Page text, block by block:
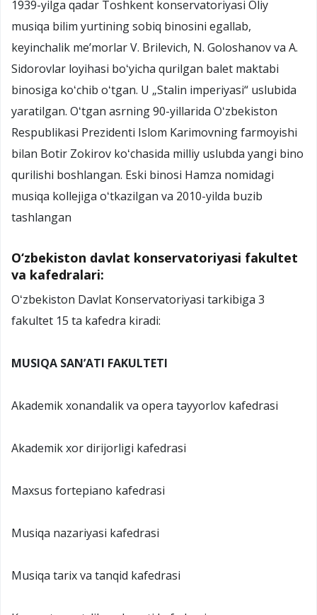
1939-yilga qadar Toshkent konservatoriyasi Oliy
musiqa bilim yurtining sobiq binosini egallab,
keyinchalik meʼmorlar V. Brilevich, N. Goloshanov va A.
Sidorovlar loyihasi boʻyicha qurilgan balet maktabi
binosiga koʻchib oʻtgan. U „Stalin imperiyasi“ uslubida
yaratilgan. Oʻtgan asrning 90-yillarida Oʻzbekiston
Respublikasi Prezidenti Islom Karimovning farmoyishi
bilan Botir Zokirov koʻchasida milliy uslubda yangi bino
qurilishi boshlangan. Eski binosi Hamza nomidagi
musiqa kollejiga oʻtkazilgan va 2010-yilda buzib
tashlangan
O‘zbekiston davlat konservatoriyasi fakultet
va kafedralari:
Oʻzbekiston Davlat Konservatoriyasi tarkibiga 3
fakultet 15 ta kafedra kiradi:
MUSIQA SAN’ATI FAKULTETI
Akademik xonandalik va opera tayyorlov kafedrasi
Akademik xor dirijorligi kafedrasi
Maxsus fortepiano kafedrasi
Musiqa nazariyasi kafedrasi
Musiqa tarix va tanqid kafedrasi